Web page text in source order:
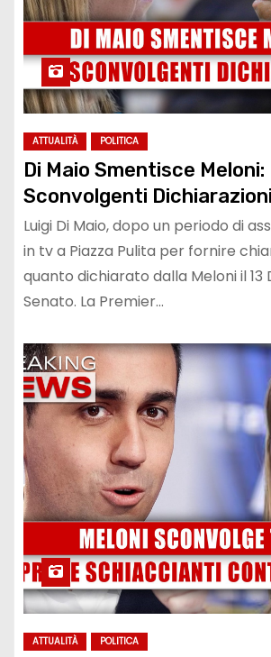
ATTUALITÀ POLITICA
Di Maio Smentisce Meloni:
Sconvolgenti
Luigi Di Maio, dopo un periodo di
in tv a Piazza Pulita per fornire
quanto dichiarato dalla Meloni il 13
Senato. La Premier…
ATTUALITÀ POLITICA